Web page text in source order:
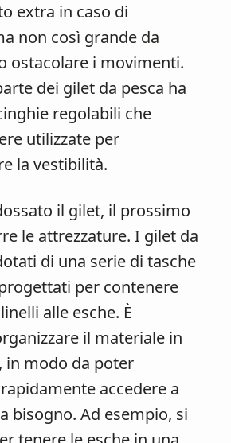
extra in caso di
non così grande da
ostacolare i movimenti.
dei gilet da pesca ha
regolabili che
utilizzate per
la vestibilità.
il gilet, il prossimo
le attrezzature. I gilet da
di una serie di tasche
per contenere
alle esche. È
il materiale in
in modo da poter
accedere a
bisogno. Ad esempio, si